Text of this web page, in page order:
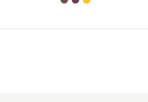
#6e5148
#6a3d58
#ffc22c